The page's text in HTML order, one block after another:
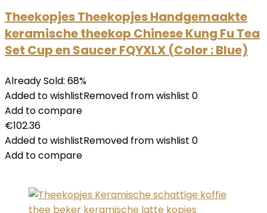
Theekopjes Theekopjes Handgemaakte
keramische theekop Chinese Kung Fu Tea
Set Cup en Saucer FQYXLX (Color : Blue)
Already Sold: 68%
Added to wishlistRemoved from wishlist 0
Add to compare
€102.36
Added to wishlistRemoved from wishlist 0
Add to compare